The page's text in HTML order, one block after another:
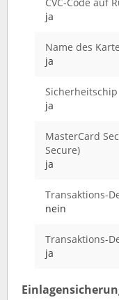
ja
Name des
ja
Sicherheitschip
ja
MasterCard
Secure)
ja
Transaktions-
nein
Transaktions-
ja